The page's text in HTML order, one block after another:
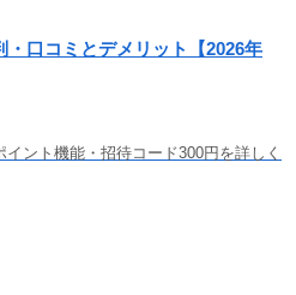
・口コミとデメリット【2026年
ント機能・招待コード300円を詳しく